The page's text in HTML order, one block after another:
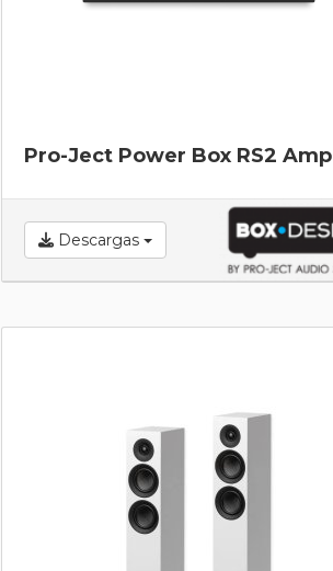
Pro-Ject Power Box RS2 Amp
Descargas